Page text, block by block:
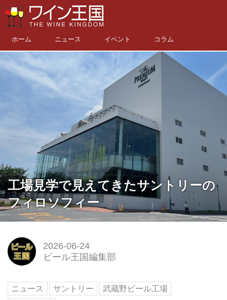
ホーム ニュース イベント コラム
工場見学で見えてきたサントリーの
フィロソフィー
2026-06-24
ビール王国編集部
ニュース サントリー
武蔵野ビール工場